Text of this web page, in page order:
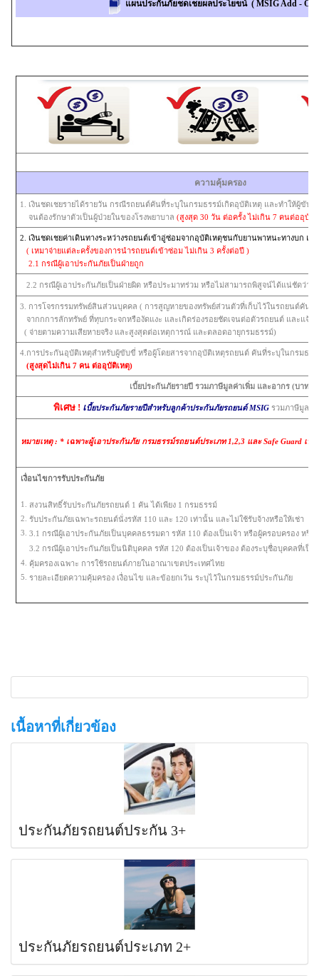
แผนประกันภัยชดเชยผลประโยขน์ ( MSIG Add - On
ความคุ้มครอง
1. เงินชดเชยรายได้รายวัน กรณีรถยนต์คันที่ระบุในกรมธรรม์เกิดอุบัติเหตุ และทำให้ผู้ขับขี่
จนต้องรักษาตัวเป็นผู้ป่วยในของโรงพยาบาล (สูงสุด 30 วัน ต่อครั้ง ไม่เกิน 7 คนต่ออุบัติ
2. เงินชดเชยค่าเดินทางระหว่างรถยนต์เข้าอู่ซ่อมจากอุบัติเหตุชนกับยานพาหนะทางบก แ
( เหมาจ่ายแต่ละครั้งของการนำรถยนต์เข้าซ่อม ไม่เกิน 3 ครั้งต่อปี )
2.1 กรณีผู้เอาประกันภัยเป็นฝ่ายถูก
2.2 กรณีผู้เอาประกันภัยเป็นฝ่ายผิด หรือประมาทร่วม หรือไม่สามารถพิสูจน์ได้แน่ชัดว่าฝ่
3. การโจรกรรมทรัพย์สินส่วนบุคคล ( การสูญหายของทรัพย์ส่วนตัวที่เก็บไว้ในรถยนต์คันที่
จากกการลักทรัพย์ ที่ทุบกระจกหรืองัดแงะ และเกิดร่องรอยชัดเจนต่อตัวรถยนต์ และแจ้ง
( จ่ายตามความเสียหายจริง และสูงสุดต่อเหตุการณ์ และตลอดอายุกรมธรรม์)
4.การประกันอุบัติเหตุสำหรับผู้ขับขี่ หรือผู้โดยสารจากอุบัติเหตุรถยนต์ คันที่ระบุในกรมธร
(สูงสุดไม่เกิน 7 คน ต่ออุบัติเหตุ)
เบี้ยประกันภัยรายปี รวมภาษีมูลค่าเพิ่ม และอากร (บาท)
พิเศษ ! เบี้ยประกันภัยรายปีสำหรับลูกค้าประกันภัยรถยนต์ MSIGรวมภาษีมูลค่า
หมายเหตุ : * เฉพาะผู้เอาประกันภัย กรมธรรม์รถยนต์ประเภท 1,2,3 และ Safe Guard เท่
เงื่อนไขการรับประกันภัย
1.
สงวนสิทธิ์รับประกันภัยรถยนต์ 1 คัน ได้เพียง 1 กรมธรรม์
2.
รับประกันภัยเฉพาะรถยนต์นั่งรหัส 110 และ 120 เท่านั้น และไม่ใช้รับจ้างหรือให้เช่า
3. 3.1 กรณีผู้เอาประกันภัยเป็นบุคคลธรรมดา รหัส 110 ต้องเป็นเจ้า หรือผู้ครอบครอง หรื
3.2 กรณีผู้เอาประกันภัยเป็นนิติบุคคล รหัส 120 ต้องเป็นเจ้าของ ต้องระบุชื่อบุคคลที่เป็
4. คุ้มครองเฉพาะ การใช้รถยนต์ภายในอาณาเขตประเทศไทย
5.
รายละเอียดความคุ้มครอง เงื่อนไข และข้อยกเว้น ระบุไว้ในกรมธรรม์ประกันภัย
เนื้อหาที่เกี่ยวข้อง
ประกันภัยรถยนต์ประกัน 3+
ประกันภัยรถยนต์ประเภท 2+